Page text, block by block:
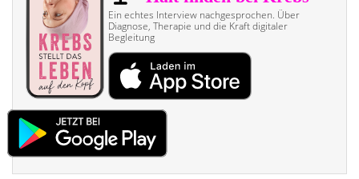
Ein echtes Interview nach­gesprochen. Über
Diagnose, Therapie und die Kraft digitaler
Begleitung